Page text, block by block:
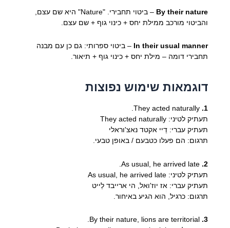
By their nature
– ביטוי תחבירי. "Nature" היא שם עצם,
והביטוי מורכב ממילת יחס + כינוי גוף + שם עצם.
In their usual manner – ביטוי ספרותי: גם כן עם מבנה
תחבירי דומה – מילת יחס + כינוי גוף + תיאור.
דוגמאות שימוש נפוצות
1.
תעתיק לטיני: They acted naturally
תעתיק עברי: דֵיי אקטד נאצ'וראלי
תרגום: הם פעלו כטבעם / באופן טבעי.
2.
תעתיק לטיני: As usual, he arrived late
תעתיק עברי: אז יוז'ואל, הי ארייבד לֵייט
תרגום: כרגיל, הוא הגיע באיחור.
3.